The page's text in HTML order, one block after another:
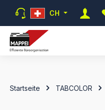
Zum Hauptinhalt springen
CH
Startseite TABCOLOR